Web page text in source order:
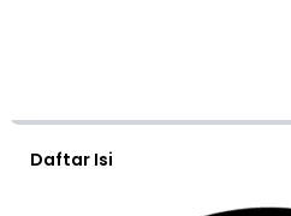
Daftar Isi